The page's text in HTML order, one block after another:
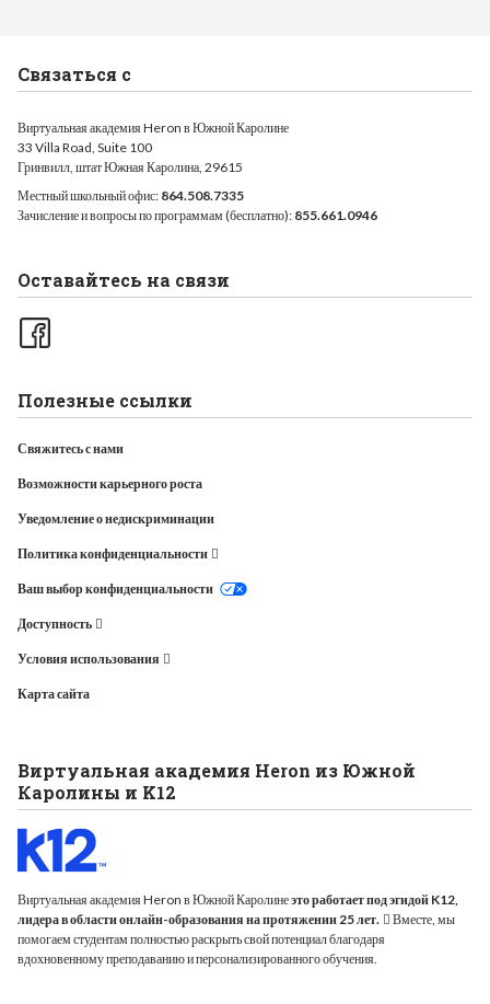
Связаться с
Виртуальная академия Heron в Южной Каролине
33 Villa Road, Suite 100
Гринвилл, штат Южная Каролина, 29615
Местный школьный офис: 864.508.7335
Зачисление и вопросы по программам (бесплатно): 855.661.0946
Оставайтесь на связи
Полезные ссылки
Свяжитесь с нами
Возможности карьерного роста
Уведомление о недискриминации
Политика конфиденциальности
Ваш выбор конфиденциальности
Доступность
Условия использования
Карта сайта
Виртуальная академия Heron из Южной
Каролины и K12
Виртуальная академия Heron в Южной Каролинеэто работает под эгидой K12,
лидера в области онлайн-образования на протяжении 25 лет.
Вместе, мы
помогаем студентам полностью раскрыть свой потенциал благодаря
вдохновенному преподаванию и персонализированного обучения.